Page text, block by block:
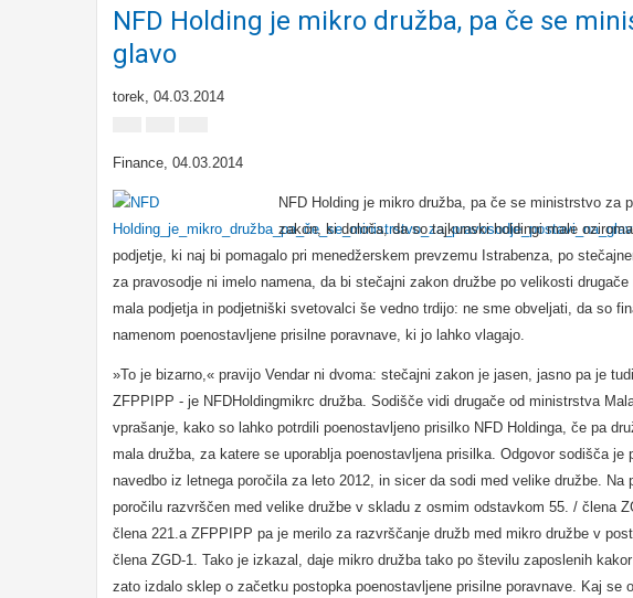
NFD Holding je mikro družba, pa če se
glavo
torek, 04.03.2014
Finance, 04.03.2014
NFD Holding je mikro družba, pa če se ministrstvo za
zakon, ki določa, da so tajkunski holdingi male
podjetje, ki naj bi pomagalo pri menedžerskem prevzemu Istrabenza, po
za pravosodje ni imelo namena, da bi stečajni zakon družbe po velikosti
mala podjetja in podjetniški svetovalci še vedno trdijo: ne sme obveljati, da so
namenom poenostavljene prisilne poravnave, ki jo lahko vlagajo.
»To je bizarno,« pravijo Vendar ni dvoma: stečajni zakon je jasen, jasno pa je
ZFPPIPP - je NFDHoldingmikrc družba. Sodišče vidi drugače od ministrstva
vprašanje, kako so lahko potrdili poenostavljeno prisilko NFD Holdinga, če pa
mala družba, za katere se uporablja poenostavljena prisilka. Odgovor sodišča
navedbo iz letnega poročila za leto 2012, in sicer da sodi med velike družbe.
poročilu razvrščen med velike družbe v skladu z osmim odstavkom 55. / člena
člena 221.a ZFPPIPP pa je merilo za razvrščanje družb med mikro družbe v
člena ZGD-1. Tako je izkazal, daje mikro družba tako po številu zaposlenih
zato izdalo sklep o začetku postopka poenostavljene prisilne poravnave. Kaj